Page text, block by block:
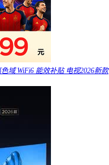
域 WiFi6 能效补贴 电视2026新款